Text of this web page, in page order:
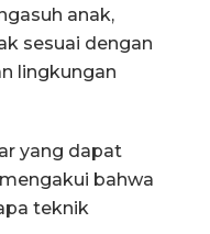
anak,
sesuai dengan
lingkungan
yang dapat
bahwa
teknik